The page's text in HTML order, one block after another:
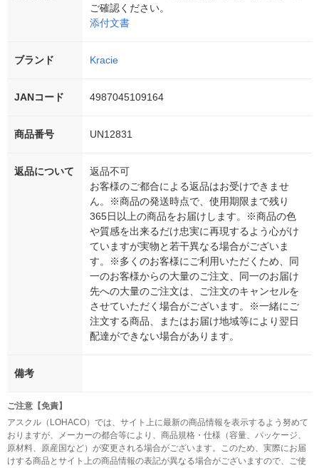
ご確認ください。
添付文書
ブランド Kracie
JANコード 4987045109164
商品番号 UN12831
返品について
返品不可
お客様のご都合による返品はお受けできませ
ん。※商品の発送時点で、使用期限まで残り
365日以上の商品をお届けします。※商品の色
や質感を出来るだけ忠実に再現するよう心がけ
ていますが実物と若干異なる場合がございま
す。※多くのお客様にご利用いただくため、同
一のお客様からの大量のご注文、同一のお届け
先への大量のご注文は、ご注文のキャンセルを
させていただく場合がございます。※一緒にご
注文する商品、またはお届け地域等により翌日
配達ができない場合があります。
備考
ご注意【免責】
アスクル（LOHACO）では、サイト上に最新の商品情報を表示するよう努めて
おりますが、メーカーの都合等により、商品規格・仕様（容量、パッケージ、
原材料、原産国など）が変更される場合がございます。このため、実際にお届
けする商品とサイト上の商品情報の表記が異なる場合がございますので、ご使